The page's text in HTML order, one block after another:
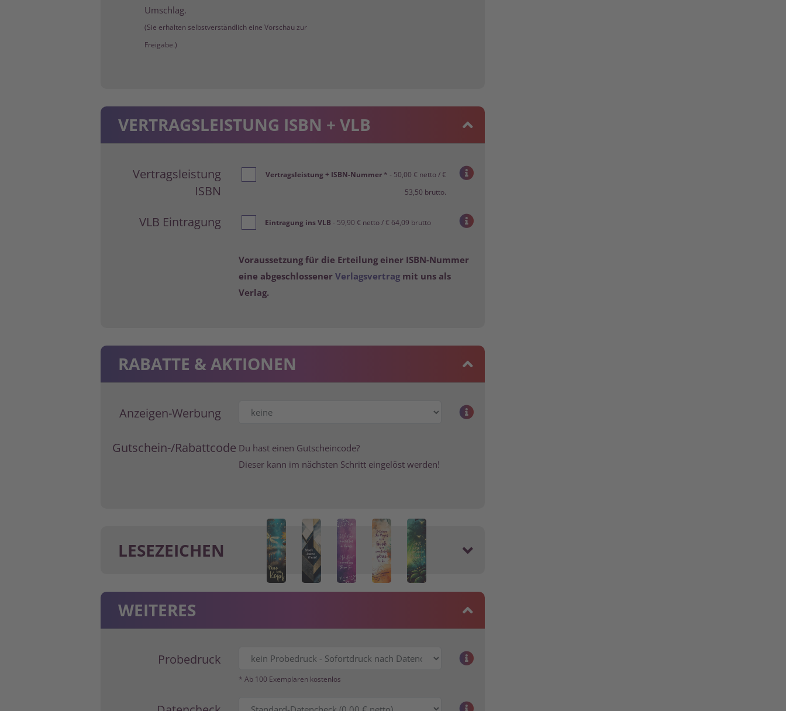
Umschlag.
(Sie erhalten selbstverständlich eine Vorschau zur
Freigabe.)
VERTRAGSLEISTUNG ISBN + VLB
Vertragsleistung
ISBN
Vertragsleistung + ISBN-Nummer* - 50,00 € netto / €
53,50 brutto.
VLB Eintragung Eintragung ins VLB- 59,90 € netto / € 64,09 brutto
Voraussetzung für die Erteilung einer ISBN-Nummer
eine abgeschlossener Verlagsvertragmit uns als
Verlag.
RABATTE & AKTIONEN
Anzeigen-Werbung
Gutschein-/Rabattcode Du hast einen Gutscheincode?
Dieser kann im nächsten Schritt eingelöst werden!
LESEZEICHEN
WEITERES
Probedruck
* Ab 100 Exemplaren kostenlos